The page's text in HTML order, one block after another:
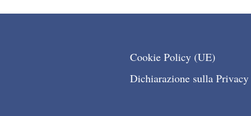
Cookie Policy (UE)
Dichiarazione sulla